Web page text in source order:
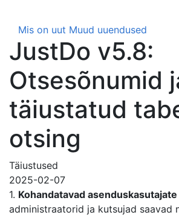
Mis on uut Muud uuendused
JustDo v5.8:
Otsesõnumid
täiustatud
otsing
Täiustused
2025-02-07
1. Kohandatavad
administraatorid ja kutsujad saavad